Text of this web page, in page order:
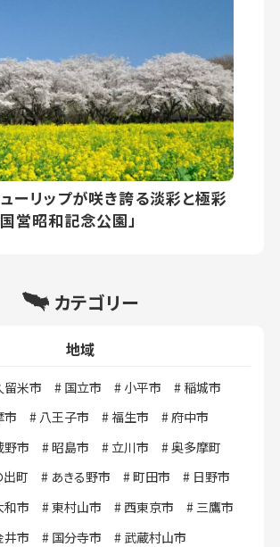
ーリップが咲き誇る淡彩と極彩
営昭和記念公園」
カテゴリー
地域
留米市 国立市 小平市
稲城市
市 八王子市 福生市
府中市
野市 昭島市 立川市
奥多摩町
出町 あきる野市 町田市
日野市
和市 東村山市 西東京市
三鷹市
井市 国分寺市
武蔵村山市